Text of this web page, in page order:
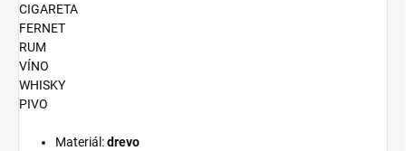
CIGARETA
FERNET
RUM
VÍNO
WHISKY
PIVO
Materiál:drevo